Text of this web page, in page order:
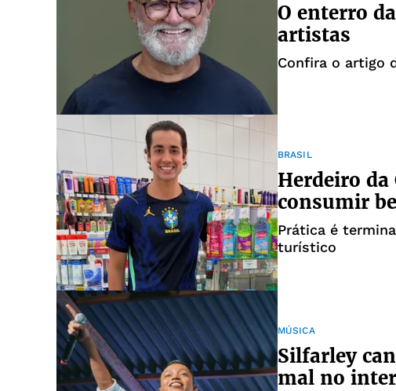
O enterro
artistas
Confira o artigo
BRASIL
Herdeiro
consumir
Prática é
turístico
MÚSICA
Silfarley
mal no